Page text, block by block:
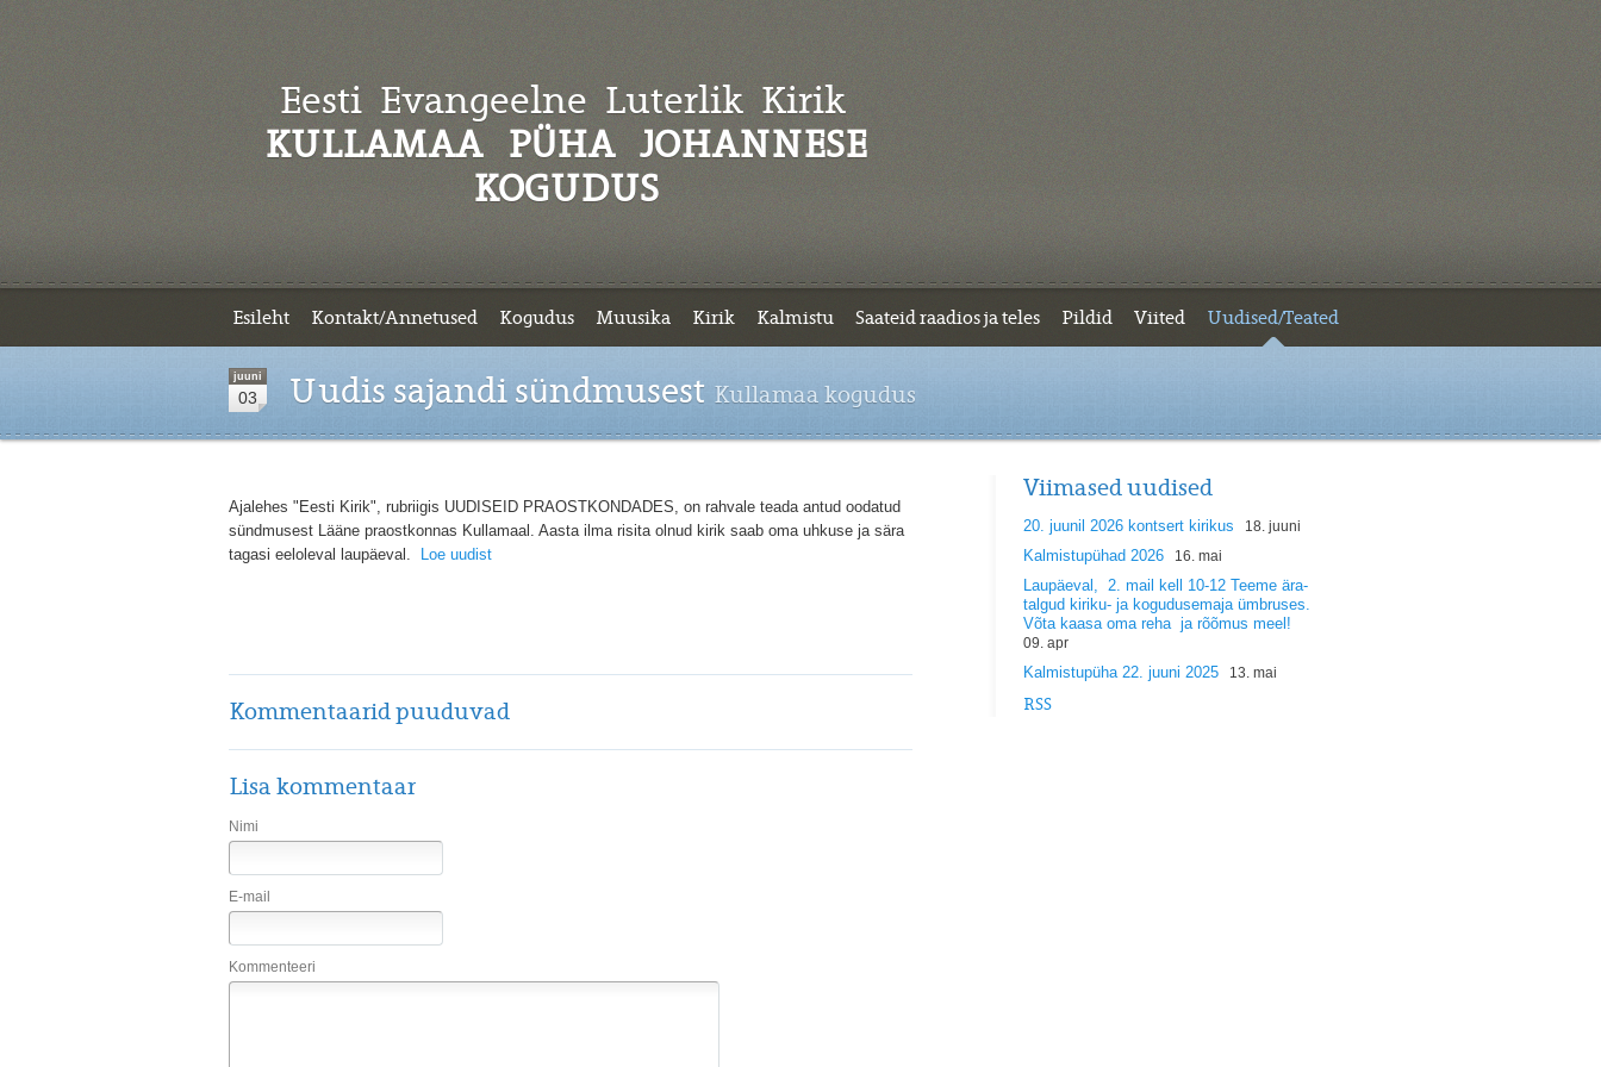
Eesti Evangeelne Luterlik Kirik
KULLAMAA PÜHA JOHANNESE
KOGUDUS
Esileht Kontakt/Annetused Kogudus Muusika Kirik Kalmistu Saateid raadios ja teles Pildid Viited Uudised/Teated
juuni
03 Uudis sajandi sündmusest Kullamaa kogudus
Ajalehes "Eesti Kirik", rubriigis UUDISEID PRAOSTKONDADES, on rahvale teada antud oodatud
sündmusest Lääne praostkonnas Kullamaal. Aasta ilma risita olnud kirik saab oma uhkuse ja sära
tagasi eeloleval laupäeval.
Loe uudist
Kommentaarid puuduvad
Lisa kommentaar
Nimi
E-mail
Kommenteeri
Viimased uudised
20. juunil 2026 kontsert kirikus 18. juuni
Kalmistupühad 2026 16. mai
Laupäeval, 2. mail kell 10-12 Teeme ära-
talgud kiriku- ja kogudusemaja ümbruses.
Võta kaasa oma reha ja rõõmus meel!
09. apr
Kalmistupüha 22. juuni 2025 13. mai
RSS